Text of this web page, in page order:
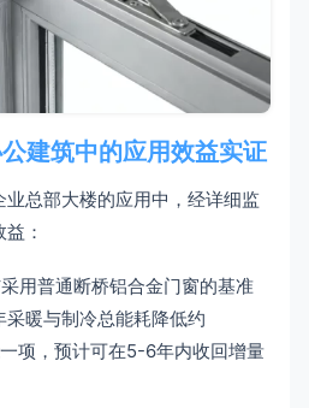
建筑中的应用效益实证
总部大楼的应用中，经详细监
：
采用普通断桥铝合金门窗的基准
暖与制冷总能耗降低约
项，预计可在5-6年内收回增量